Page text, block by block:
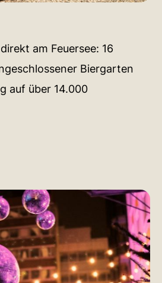
am Feuersee: 16
Biergarten
auf über 14.000